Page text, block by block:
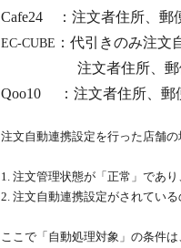
Cafe24
：注文者住所、郵
EC-CUBE ：代引きのみ注文
注文者住所、郵便番
Qoo10
：注文者住所、
注文自動連携設定を行った店舗
1. 注文管理状態が「正常」であ
2. 注文自動連携設定がされてい
ここで「自動処理対象」の条件